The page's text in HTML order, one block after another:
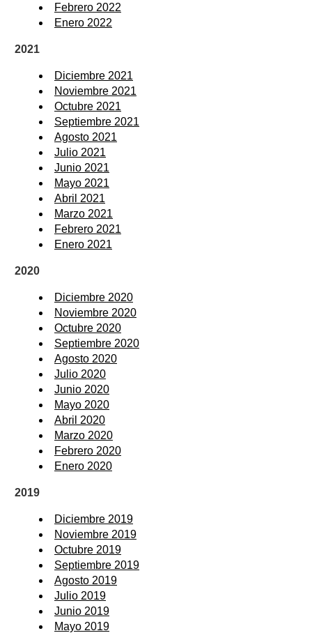
Febrero 2022
Enero 2022
2021
Diciembre 2021
Noviembre 2021
Octubre 2021
Septiembre 2021
Agosto 2021
Julio 2021
Junio 2021
Mayo 2021
Abril 2021
Marzo 2021
Febrero 2021
Enero 2021
2020
Diciembre 2020
Noviembre 2020
Octubre 2020
Septiembre 2020
Agosto 2020
Julio 2020
Junio 2020
Mayo 2020
Abril 2020
Marzo 2020
Febrero 2020
Enero 2020
2019
Diciembre 2019
Noviembre 2019
Octubre 2019
Septiembre 2019
Agosto 2019
Julio 2019
Junio 2019
Mayo 2019